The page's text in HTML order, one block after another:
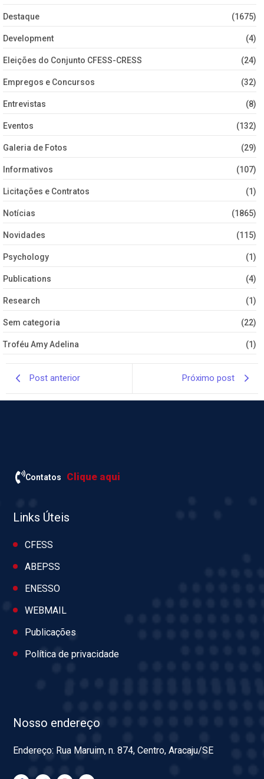
Destaque (1675)
Development (4)
Eleições do Conjunto CFESS-CRESS (24)
Empregos e Concursos (32)
Entrevistas (8)
Eventos (132)
Galeria de Fotos (29)
Informativos (107)
Licitações e Contratos (1)
Notícias (1865)
Novidades (115)
Psychology (1)
Publications (4)
Research (1)
Sem categoria (22)
Troféu Amy Adelina (1)
Post anterior Próximo post
Contatos Clique aqui
Links Úteis
CFESS
ABEPSS
ENESSO
WEBMAIL
Publicações
Política de privacidade
Nosso endereço
Endereço: Rua Maruim, n. 874, Centro, Aracaju/SE